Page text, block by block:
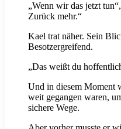
„Wenn wir das jetzt
Zurück mehr.“
Kael trat näher. Sein
Besotzergreifend.
„Das weißt du
Und in diesem Moment
weit gegangen waren,
sichere Wege.